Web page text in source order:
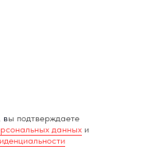
вы подтверждаете
данных и